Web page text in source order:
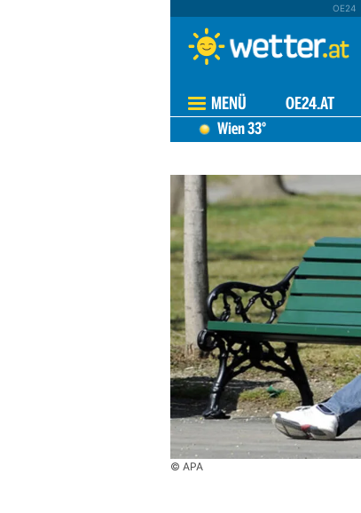
OE24
MENÜ OE24.AT
Wien33°
© APA